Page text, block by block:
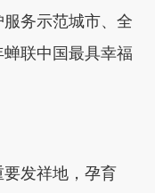
务示范城市、全
联中国最具幸福
发祥地，孕育